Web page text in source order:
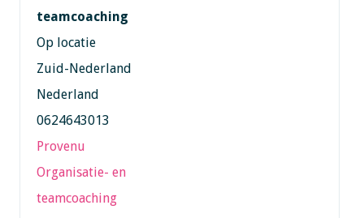
teamcoaching
Op locatie
Zuid-Nederland
Nederland
0624643013
Provenu
Organisatie- en
teamcoaching